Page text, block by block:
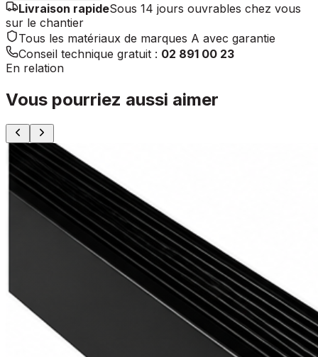
Livraison rapideSous 14 jours ouvrables chez vous
sur le chantier
Tous les matériaux de marques A avec garantie
Conseil technique gratuit : 02 891 00 23
En relation
Vous pourriez aussi aimer